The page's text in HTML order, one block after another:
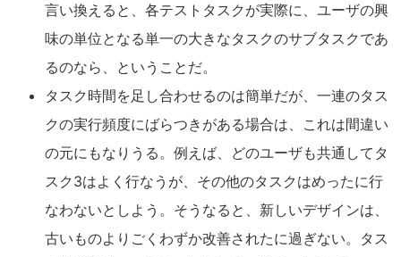
言い換えると、各テストタスクが実際に、ユーザの興
味の単位となる単一の大きなタスクのサブタスクであ
るのなら、ということだ。
タスク時間を足し合わせるのは簡単だが、一連のタス
クの実行頻度にばらつきがある場合は、これは間違い
の元にもなりうる。例えば、どのユーザも共通してタ
スク3はよく行なうが、その他のタスクはめったに行
なわないとしよう。そうなると、新しいデザインは、
古いものよりごくわずか改善されたに過ぎない。タス